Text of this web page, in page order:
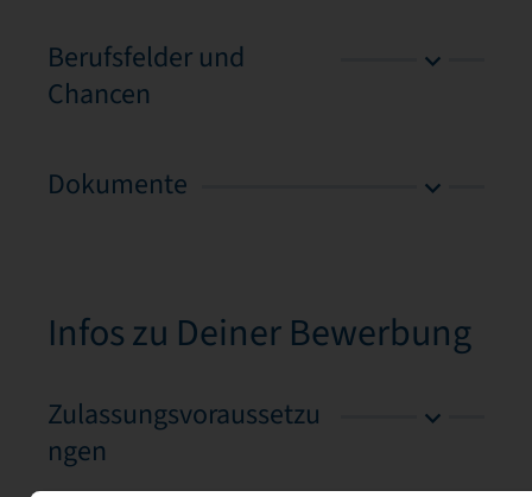
Berufsfelder und
Chancen
Dokumente
Infos zu Deiner Bewerbung
Zulassungsvoraussetzu
ngen